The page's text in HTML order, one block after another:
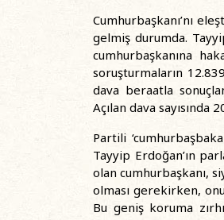
Cumhurbaşkanı’nı
gelmiş durumda.
cumhurbaşkanına
soruşturmaların
dava beraatla
Açılan dava sayısında
Partili
Tayyip Erdoğan’ın
olan cumhurbaşkanı,
olması gerekirken,
Bu geniş koruma